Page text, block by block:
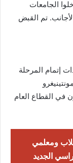
الجامعات
تم القبض
إتمام المرحلة
في القطاع العام
ومعلمي
الجديد